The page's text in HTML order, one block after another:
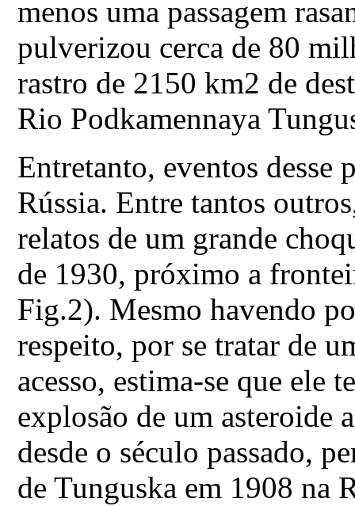
menos uma passagem
pulverizou cerca de 80
rastro de 2150 km2 de
Rio Podkamennaya
Entretanto, eventos desse
Rússia. Entre tantos
relatos de um grande
de 1930, próximo a
Fig.2). Mesmo havendo
respeito, por se tratar de
acesso, estima-se que ele
explosão de um asteroide
desde o século passado,
de Tunguska em 1908 na